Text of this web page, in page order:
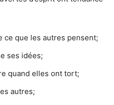
ce que les autres pensent;
ses idées;
quand elles ont tort;
autres;